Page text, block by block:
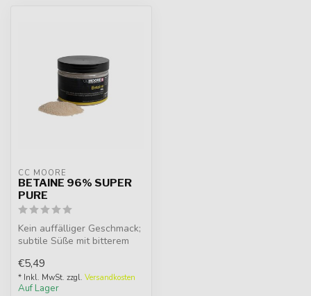
CC MOORE
BETAINE 96% SUPER
PURE
Kein auffälliger Geschmack;
subtile Süße mit bitterem
€5,49
* Inkl. MwSt. zzgl. Versandkosten
Auf Lager